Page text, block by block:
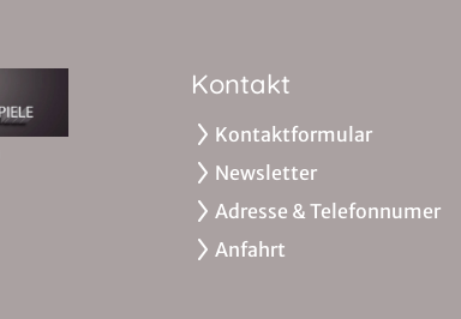
Kontakt
Kontaktformular
Newsletter
Adresse & Telefonnumer
Anfahrt